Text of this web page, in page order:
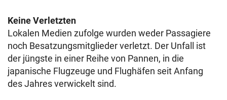
Keine Verletzten
Lokalen Medien zufolge wurden weder Passagiere
noch Besatzungsmitglieder verletzt. Der Unfall ist
der jüngste in einer Reihe von Pannen, in die
japanische Flugzeuge und Flughäfen seit Anfang
des Jahres verwickelt sind.